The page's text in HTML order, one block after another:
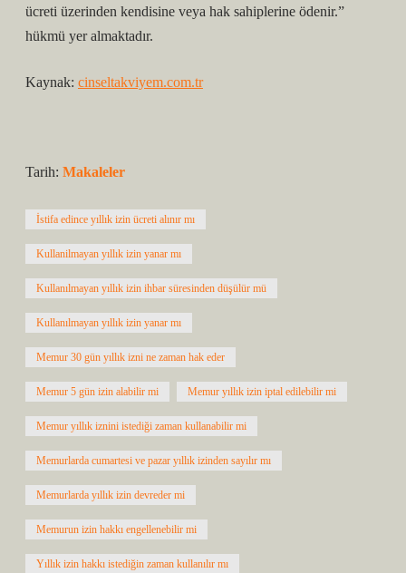
ücreti üzerinden kendisine veya hak sahiplerine ödenir.”
hükmü yer almaktadır.
Kaynak: cinseltakviyem.com.tr
Tarih: Makaleler
İstifa edince yıllık izin ücreti alınır mı
Kullanilmayan yıllık izin yanar mı
Kullanılmayan yıllık izin ihbar süresinden düşülür mü
Kullanılmayan yıllık izin yanar mı
Memur 30 gün yıllık izni ne zaman hak eder
Memur 5 gün izin alabilir mi Memur yıllık izin iptal edilebilir mi
Memur yıllık iznini istediği zaman kullanabilir mi
Memurlarda cumartesi ve pazar yıllık izinden sayılır mı
Memurlarda yıllık izin devreder mi
Memurun izin hakkı engellenebilir mi
Yıllık izin hakkı istediğin zaman kullanılır mı